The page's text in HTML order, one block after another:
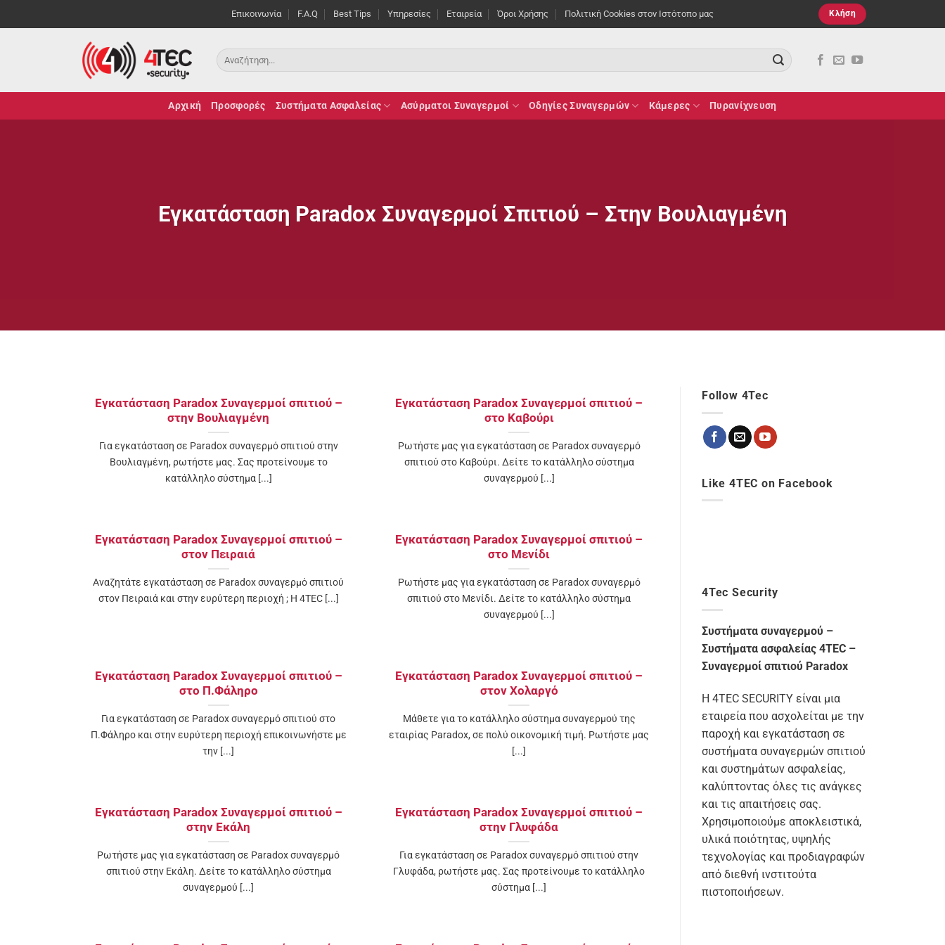
στο
Επικοινωνία F.A.Q Best Tips Υπηρεσίες Εταιρεία Όροι Χρήσης Πολιτική Cookies στον Ιστότοπο μας Κλήση
Αρχική Προσφορές Συστήματα Ασφαλείας Ασύρματοι Συναγερμοί Οδηγίες Συναγερμών Κάμερες Πυρανίχνευση
Εγκατάσταση Paradox Συναγερμοί Σπιτιού – Στην Βουλιαγμένη
Εγκατάσταση Paradox Συναγερμοί σπιτιού –
στην Βουλιαγμένη
Για εγκατάσταση σε Paradox συναγερμό σπιτιού στην
Βουλιαγμένη, ρωτήστε μας. Σας προτείνουμε το
κατάλληλο σύστημα [...]
Εγκατάσταση Paradox Συναγερμοί σπιτιού –
στo Καβούρι
Ρωτήστε μας για εγκατάσταση σε Paradox συναγερμό
σπιτιού στo Καβούρι. Δείτε το κατάλληλο σύστημα
συναγερμού [...]
Εγκατάσταση Paradox Συναγερμοί σπιτιού –
στον Πειραιά
Αναζητάτε εγκατάσταση σε Paradox συναγερμό σπιτιού
στον Πειραιά και στην ευρύτερη περιοχή ; H 4TEC [...]
Εγκατάσταση Paradox Συναγερμοί σπιτιού –
στο Μενίδι
Ρωτήστε μας για εγκατάσταση σε Paradox συναγερμό
σπιτιού στο Μενίδι. Δείτε το κατάλληλο σύστημα
συναγερμού [...]
Εγκατάσταση Paradox Συναγερμοί σπιτιού –
στο Π.Φάληρο
Για εγκατάσταση σε Paradox συναγερμό σπιτιού στο
Π.Φάληρο και στην ευρύτερη περιοχή επικοινωνήστε με
την [...]
Εγκατάσταση Paradox Συναγερμοί σπιτιού –
στον Χολαργό
Μάθετε για το κατάλληλο σύστημα συναγερμού της
εταιρίας Paradox, σε πολύ οικονομική τιμή. Ρωτήστε μας
[...]
Εγκατάσταση Paradox Συναγερμοί σπιτιού –
στην Εκάλη
Ρωτήστε μας για εγκατάσταση σε Paradox συναγερμό
σπιτιού στην Εκάλη. Δείτε το κατάλληλο σύστημα
συναγερμού [...]
Εγκατάσταση Paradox Συναγερμοί σπιτιού –
στην Γλυφάδα
Για εγκατάσταση σε Paradox συναγερμό σπιτιού στην
Γλυφάδα, ρωτήστε μας. Σας προτείνουμε το κατάλληλο
σύστημα [...]
Follow 4Tec
Like 4TEC on Facebook
4Tec Security
Συστήματα συναγερμού –
Συστήματα ασφαλείας 4TEC –
Συναγερμοί σπιτιού Paradox
Η 4TEC SECURITY είναι μια
εταιρεία που ασχολείται με την
παροχή και εγκατάσταση σε
συστήματα συναγερμών σπιτιού
και συστημάτων ασφαλείας,
καλύπτοντας όλες τις ανάγκες
και τις απαιτήσεις σας.
Χρησιμοποιούμε αποκλειστικά,
υλικά ποιότητας, υψηλής
τεχνολογίας και προδιαγραφών
από διεθνή ινστιτούτα
πιστοποιήσεων.